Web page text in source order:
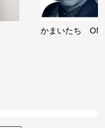
かまいたち